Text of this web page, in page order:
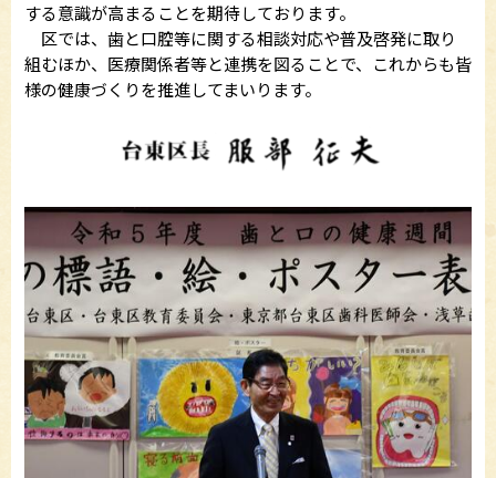
する意識が高まることを期待しております。
区では、歯と口腔等に関する相談対応や普及啓発に取り
組むほか、医療関係者等と連携を図ることで、これからも皆
様の健康づくりを推進してまいります。